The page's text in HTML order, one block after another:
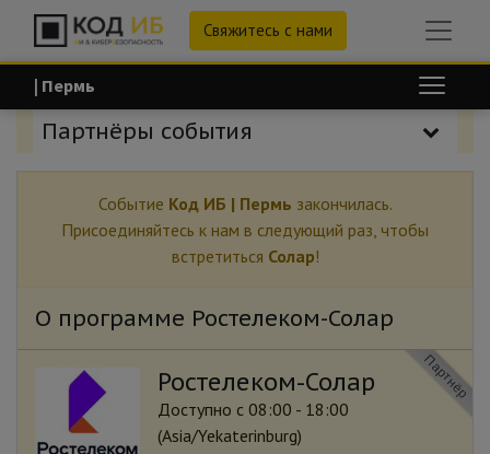
Свяжитесь с нами
| Пермь
Партнёры события
Событие Код ИБ | Пермь закончилась.
Присоединяйтесь к нам в следующий раз, чтобы
встретиться Солар!
О программе Ростелеком-Солар
Ростелеком-Солар Партнёр
Доступно с 08:00 - 18:00
(Asia/Yekaterinburg)